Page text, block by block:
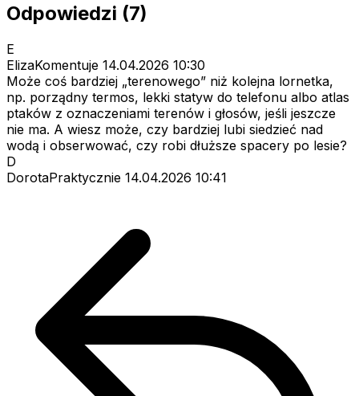
Odpowiedzi (7)
E
ElizaKomentuje 14.04.2026 10:30
Może coś bardziej „terenowego” niż kolejna lornetka,
np. porządny termos, lekki statyw do telefonu albo atlas
ptaków z oznaczeniami terenów i głosów, jeśli jeszcze
nie ma. A wiesz może, czy bardziej lubi siedzieć nad
wodą i obserwować, czy robi dłuższe spacery po lesie?
D
DorotaPraktycznie 14.04.2026 10:41